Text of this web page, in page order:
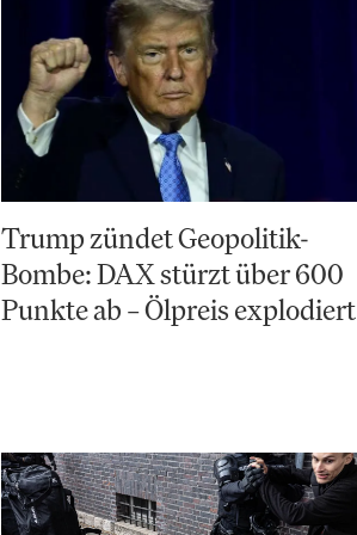
Trump zündet Geopolitik-
Bombe: DAX stürzt über 600
Punkte ab – Ölpreis explodiert